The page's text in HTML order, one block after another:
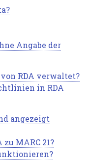
Angabe der
RDA verwaltet?
in RDA
angezeigt
MARC 21?